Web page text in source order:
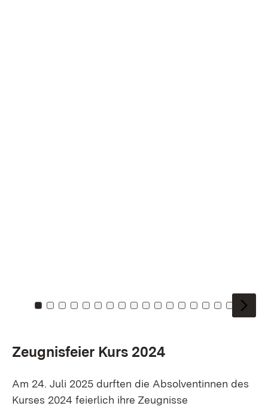
Zu Kachel: 0
Zu Kachel: 1
Zu Kachel: 2
Zu Kachel: 3
Zu Kachel: 4
Zu Kachel: 5
Zu Kachel: 6
Zu Kachel: 7
Zu Kachel: 8
Zu Kachel: 9
Zu Kachel: 10
Zu Kachel: 11
Zu Kachel: 12
Zu Kachel: 13
Zu Kachel:
ZuZu
Zeugnisfeier Kurs 2024
Am 24. Juli 2025 durften die Absolventinnen des
Kurses 2024 feierlich ihre Zeugnisse